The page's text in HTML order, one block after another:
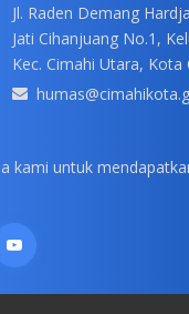
Jl. Raden Demang
Jati Cihanjuang No.1,
Kec. Cimahi Utara, Kota
kami untuk